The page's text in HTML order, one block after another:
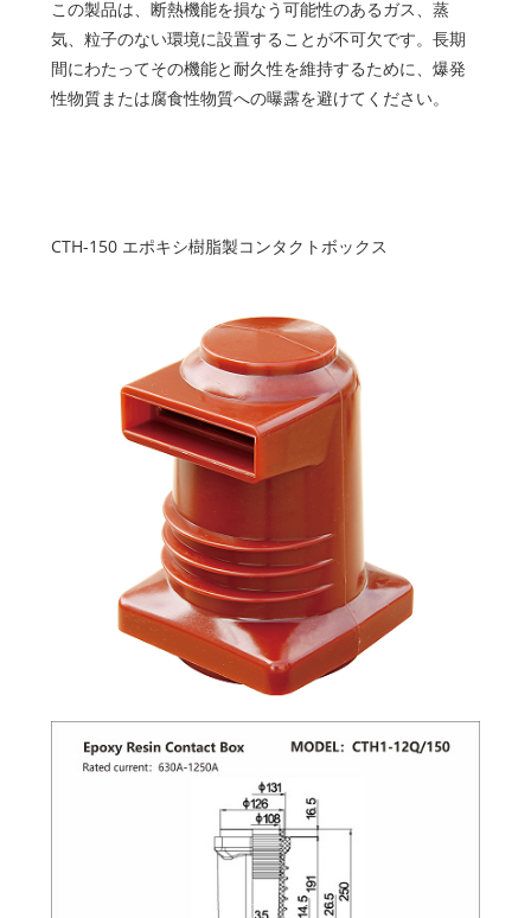
この製品は、断熱機能を損なう可能性のあるガス、蒸
気、粒子のない環境に設置することが不可欠です。長期
間にわたってその機能と耐久性を維持するために、爆発
性物質または腐食性物質への曝露を避けてください。
CTH-150 エポキシ樹脂製コンタクトボックス